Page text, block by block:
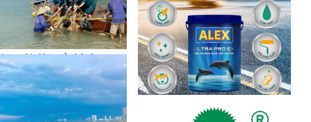
người dân trở thành
gác đền” của biển